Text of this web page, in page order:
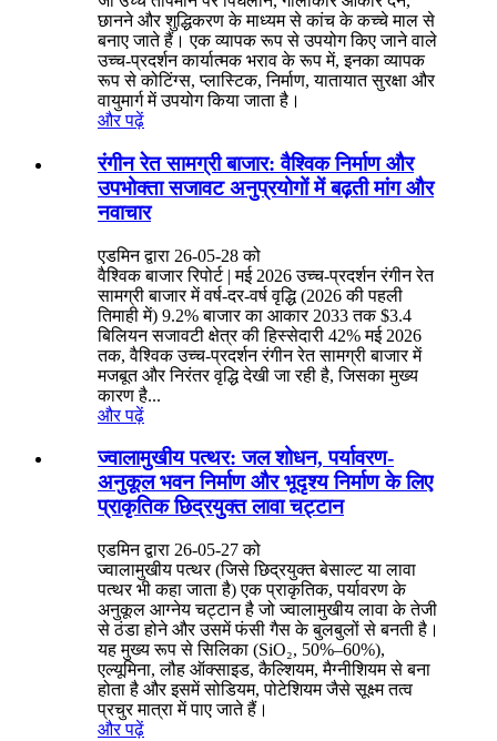
छानने और शुद्धिकरण के माध्यम से कांच के कच्चे माल से
बनाए जाते हैं। एक व्यापक रूप से उपयोग किए जाने वाले
उच्च-प्रदर्शन कार्यात्मक भराव के रूप में, इनका व्यापक
रूप से कोटिंग्स, प्लास्टिक, निर्माण, यातायात सुरक्षा और
वायुमार्ग में उपयोग किया जाता है।
और पढ़ें
रंगीन रेत सामग्री बाजार: वैश्विक निर्माण और
उपभोक्ता सजावट अनुप्रयोगों में बढ़ती मांग और
नवाचार
एडमिन द्वारा 26-05-28 को
वैश्विक बाजार रिपोर्ट | मई 2026 उच्च-प्रदर्शन रंगीन रेत
सामग्री बाजार में वर्ष-दर-वर्ष वृद्धि (2026 की पहली
तिमाही में) 9.2% बाजार का आकार 2033 तक $3.4
बिलियन सजावटी क्षेत्र की हिस्सेदारी 42% मई 2026
तक, वैश्विक उच्च-प्रदर्शन रंगीन रेत सामग्री बाजार में
मजबूत और निरंतर वृद्धि देखी जा रही है, जिसका मुख्य
कारण है...
और पढ़ें
ज्वालामुखीय पत्थर: जल शोधन, पर्यावरण-
अनुकूल भवन निर्माण और भूदृश्य निर्माण के लिए
प्राकृतिक छिद्रयुक्त लावा चट्टान
एडमिन द्वारा 26-05-27 को
ज्वालामुखीय पत्थर (जिसे छिद्रयुक्त बेसाल्ट या लावा
पत्थर भी कहा जाता है) एक प्राकृतिक, पर्यावरण के
अनुकूल आग्नेय चट्टान है जो ज्वालामुखीय लावा के तेजी
से ठंडा होने और उसमें फंसी गैस के बुलबुलों से बनती है।
यह मुख्य रूप से सिलिका (SiO₂, 50%–60%),
एल्यूमिना, लौह ऑक्साइड, कैल्शियम, मैग्नीशियम से बना
होता है और इसमें सोडियम, पोटेशियम जैसे सूक्ष्म तत्व
प्रचुर मात्रा में पाए जाते हैं।
और पढ़ें